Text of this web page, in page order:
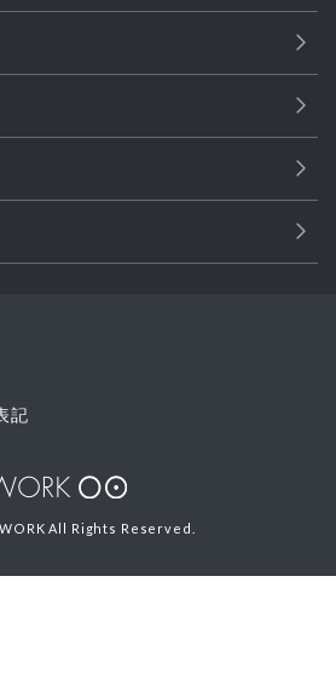
記
All Rights Reserved.